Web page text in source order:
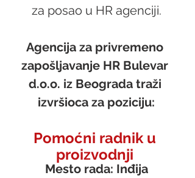
za posao u HR agenciji.
Agencija za privremeno
zapošljavanje HR Bulevar
d.o.o. iz Beograda traži
izvršioca za poziciju:
Pomoćni radnik u
proizvodnji
Mesto rada: Inđija